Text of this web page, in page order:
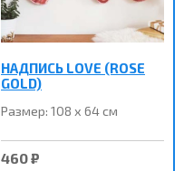
НАДПИСЬ LOVE (ROSE
GOLD)
Размер: 108 х 64 см
460 ₽